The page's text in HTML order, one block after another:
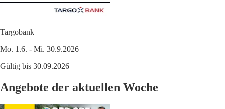
Targobank
Mo. 1.6. - Mi. 30.9.2026
Gültig bis 30.09.2026
Angebote der aktuellen Woche